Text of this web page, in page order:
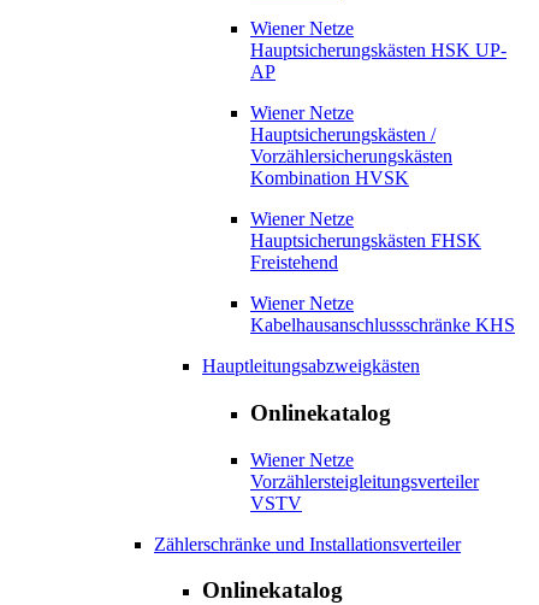
Wiener Netze
Hauptsicherungskästen HSK UP-
AP
Wiener Netze
Hauptsicherungskästen /
Vorzählersicherungskästen
Kombination HVSK
Wiener Netze
Hauptsicherungskästen FHSK
Freistehend
Wiener Netze
Kabelhausanschlussschränke KHS
Hauptleitungsabzweigkästen
Onlinekatalog
Wiener Netze
Vorzählersteigleitungsverteiler
VSTV
Zählerschränke und Installationsverteiler
Onlinekatalog